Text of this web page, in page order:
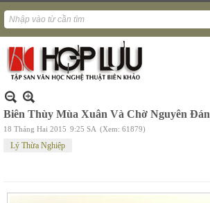
Biên Thùy Mùa Xuân Và Chờ Nguyên Đán
18 Tháng Hai 2015 9:25 SA (Xem: 61879)
Lý Thừa Nghiệp